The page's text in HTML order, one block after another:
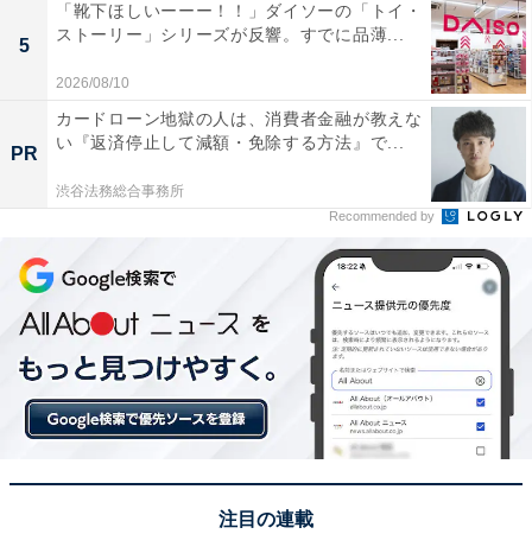
5
「靴下ほしいーーー！！」ダイソーの「トイ・
ストーリー」シリーズが反響。すでに品薄...
2026/08/10
PR
カードローン地獄の人は、消費者金融が教えな
い『返済停止して減額・免除する方法』で...
渋谷法務総合事務所
Recommended by
注目の連載